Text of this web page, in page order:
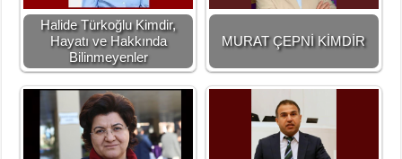
Halide Türkoğlu Kimdir,
Hayatı ve Hakkında
Bilinmeyenler
MURAT ÇEPNİ KİMDİR